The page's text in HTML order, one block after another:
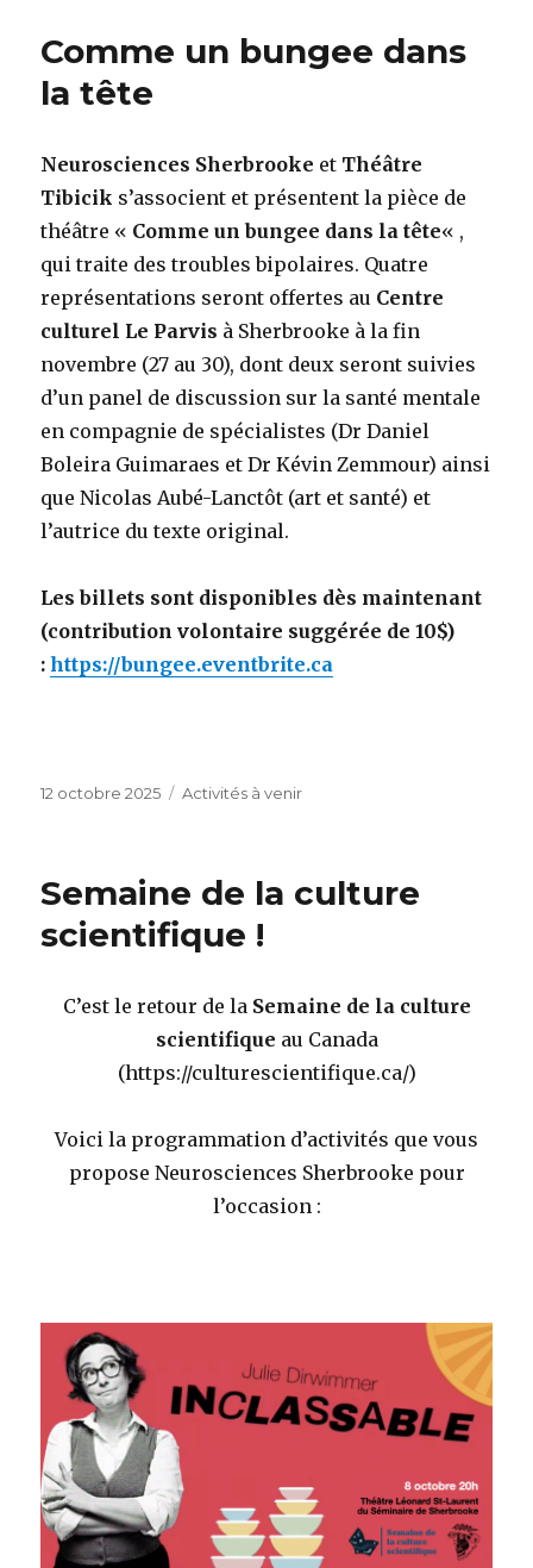
Comme un bungee dans
la tête
Neurosciences Sherbrooke et Théâtre
Tibicik s’associent et présentent la pièce de
théâtre « Comme un bungee dans la tête« ,
qui traite des troubles bipolaires. Quatre
représentations seront offertes au Centre
culturel Le Parvis à Sherbrooke à la fin
novembre (27 au 30), dont deux seront suivies
d’un panel de discussion sur la santé mentale
en compagnie de spécialistes (Dr Daniel
Boleira Guimaraes et Dr Kévin Zemmour) ainsi
que Nicolas Aubé-Lanctôt (art et santé) et
l’autrice du texte original.
Les billets sont disponibles dès maintenant
(contribution volontaire suggérée de 10$)
:https://bungee.eventbrite.ca
Publié
12 octobre 2025 Catégories
Activités à venir
Semaine de la culture
scientifique !
C’est le retour de la Semaine de la culture
scientifique au Canada
(https://culturescientifique.ca/)
Voici la programmation d’activités que vous
propose Neurosciences Sherbrooke pour
l’occasion :